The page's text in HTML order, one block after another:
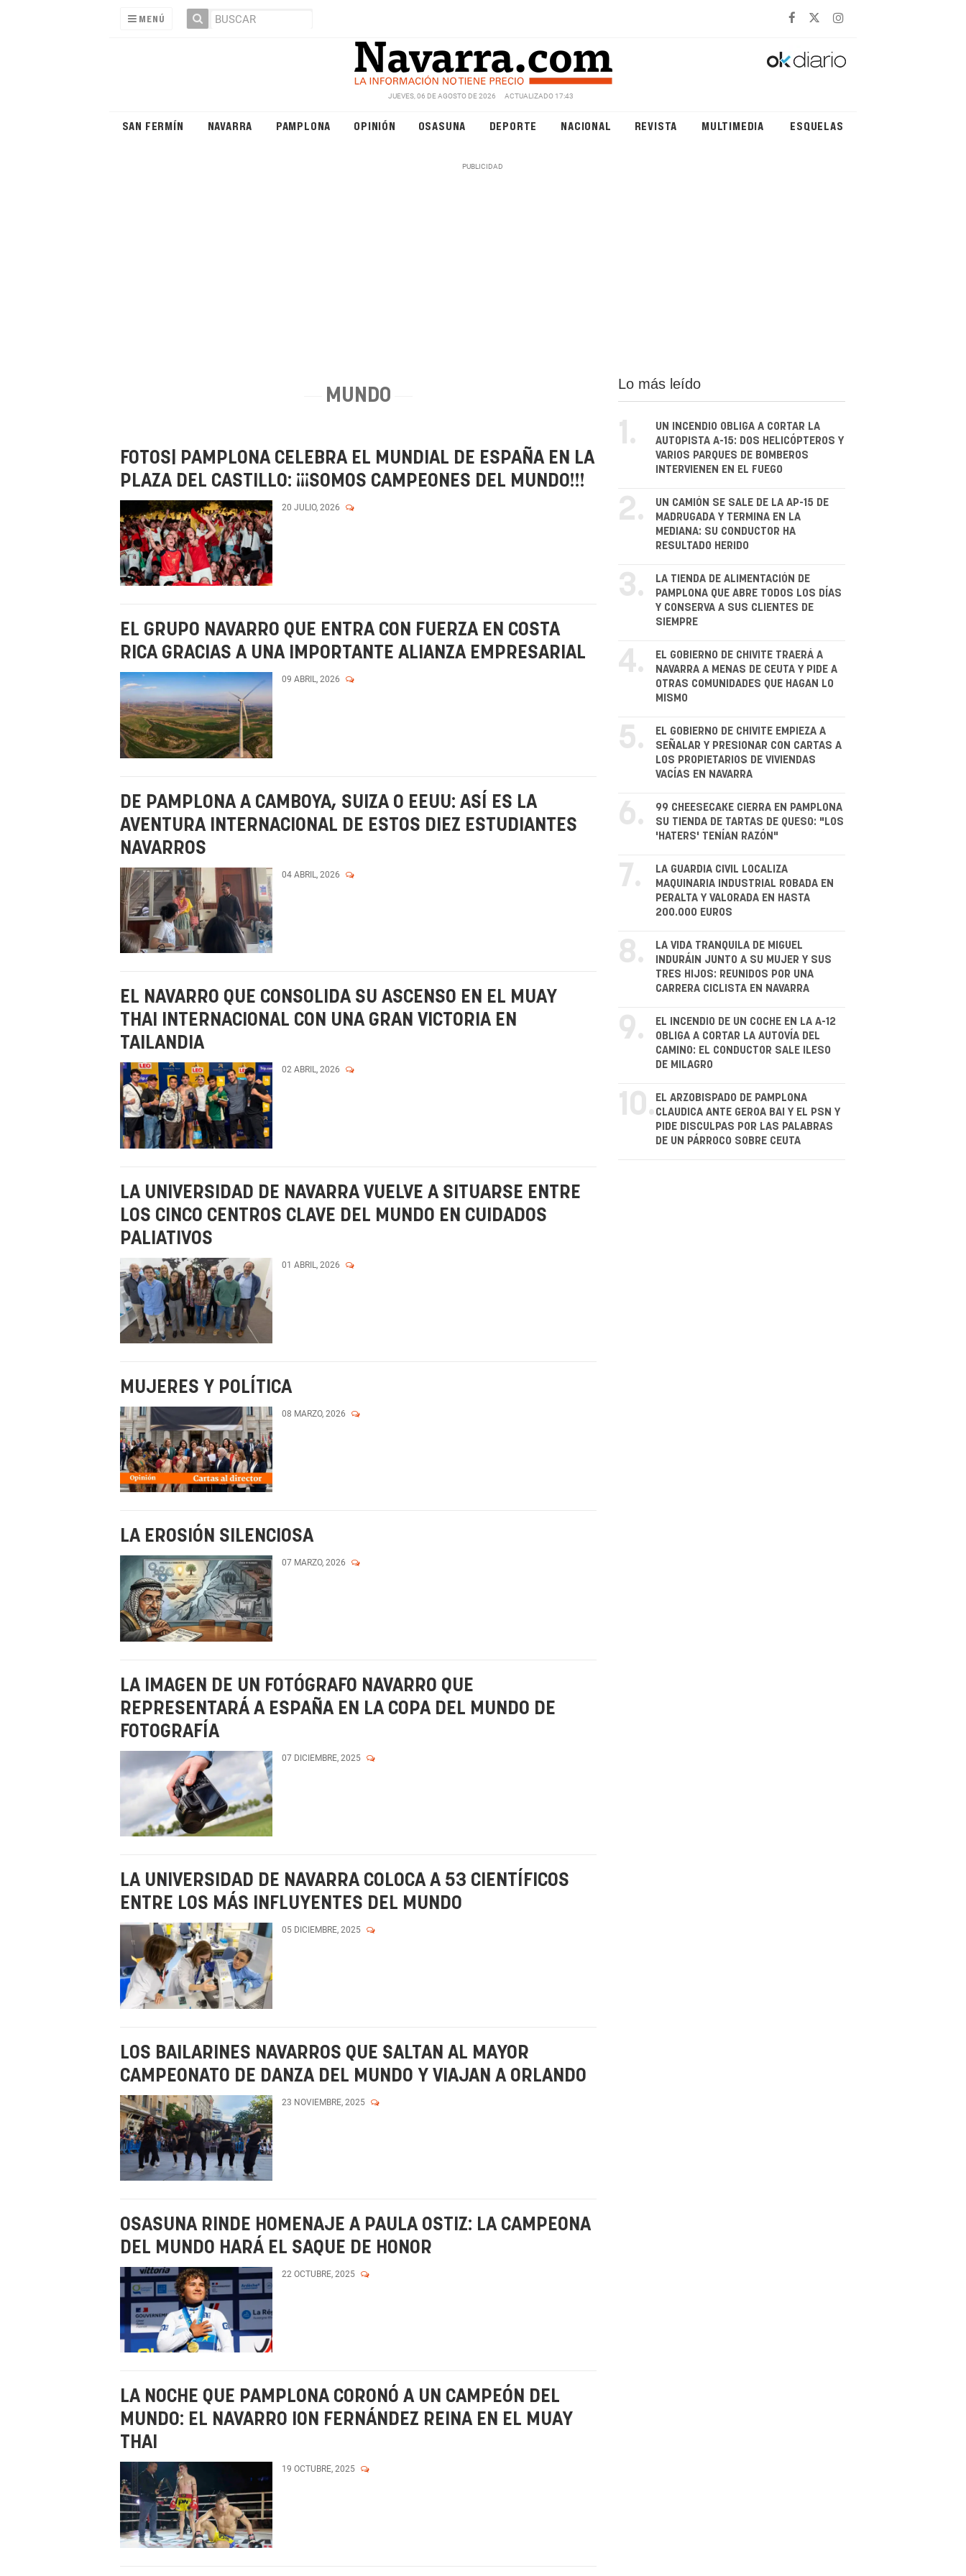
MENÚ
JUEVES, 06 DE AGOSTO DE 2026 ACTUALIZADO 17:43
SAN FERMÍN NAVARRA PAMPLONA OPINIÓN OSASUNA DEPORTE NACIONAL REVISTA MULTIMEDIA ESQUELAS
MUNDO
FOTOS| PAMPLONA CELEBRA EL MUNDIAL DE ESPAÑA EN LA
PLAZA DEL CASTILLO: ¡¡¡SOMOS CAMPEONES DEL MUNDO!!!
20 JULIO, 2026
EL GRUPO NAVARRO QUE ENTRA CON FUERZA EN COSTA
RICA GRACIAS A UNA IMPORTANTE ALIANZA EMPRESARIAL
09 ABRIL, 2026
DE PAMPLONA A CAMBOYA, SUIZA O EEUU: ASÍ ES LA
AVENTURA INTERNACIONAL DE ESTOS DIEZ ESTUDIANTES
NAVARROS
04 ABRIL, 2026
EL NAVARRO QUE CONSOLIDA SU ASCENSO EN EL MUAY
THAI INTERNACIONAL CON UNA GRAN VICTORIA EN
TAILANDIA
02 ABRIL, 2026
LA UNIVERSIDAD DE NAVARRA VUELVE A SITUARSE ENTRE
LOS CINCO CENTROS CLAVE DEL MUNDO EN CUIDADOS
PALIATIVOS
01 ABRIL, 2026
MUJERES Y POLÍTICA
08 MARZO, 2026
LA EROSIÓN SILENCIOSA
07 MARZO, 2026
LA IMAGEN DE UN FOTÓGRAFO NAVARRO QUE
REPRESENTARÁ A ESPAÑA EN LA COPA DEL MUNDO DE
FOTOGRAFÍA
07 DICIEMBRE, 2025
LA UNIVERSIDAD DE NAVARRA COLOCA A 53 CIENTÍFICOS
ENTRE LOS MÁS INFLUYENTES DEL MUNDO
05 DICIEMBRE, 2025
LOS BAILARINES NAVARROS QUE SALTAN AL MAYOR
CAMPEONATO DE DANZA DEL MUNDO Y VIAJAN A ORLANDO
23 NOVIEMBRE, 2025
OSASUNA RINDE HOMENAJE A PAULA OSTIZ: LA CAMPEONA
DEL MUNDO HARÁ EL SAQUE DE HONOR
22 OCTUBRE, 2025
LA NOCHE QUE PAMPLONA CORONÓ A UN CAMPEÓN DEL
MUNDO: EL NAVARRO ION FERNÁNDEZ REINA EN EL MUAY
THAI
19 OCTUBRE, 2025
Lo más leído
1.
UN INCENDIO OBLIGA A CORTAR LA
AUTOPISTA A-15: DOS HELICÓPTEROS Y
VARIOS PARQUES DE BOMBEROS
INTERVIENEN EN EL FUEGO
2.
UN CAMIÓN SE SALE DE LA AP-15 DE
MADRUGADA Y TERMINA EN LA
MEDIANA: SU CONDUCTOR HA
RESULTADO HERIDO
3.
LA TIENDA DE ALIMENTACIÓN DE
PAMPLONA QUE ABRE TODOS LOS DÍAS
Y CONSERVA A SUS CLIENTES DE
SIEMPRE
4.
EL GOBIERNO DE CHIVITE TRAERÁ A
NAVARRA A MENAS DE CEUTA Y PIDE A
OTRAS COMUNIDADES QUE HAGAN LO
MISMO
5.
EL GOBIERNO DE CHIVITE EMPIEZA A
SEÑALAR Y PRESIONAR CON CARTAS A
LOS PROPIETARIOS DE VIVIENDAS
VACÍAS EN NAVARRA
6.
99 CHEESECAKE CIERRA EN PAMPLONA
SU TIENDA DE TARTAS DE QUESO: "LOS
'HATERS' TENÍAN RAZÓN"
7.
LA GUARDIA CIVIL LOCALIZA
MAQUINARIA INDUSTRIAL ROBADA EN
PERALTA Y VALORADA EN HASTA
200.000 EUROS
8.
LA VIDA TRANQUILA DE MIGUEL
INDURÁIN JUNTO A SU MUJER Y SUS
TRES HIJOS: REUNIDOS POR UNA
CARRERA CICLISTA EN NAVARRA
9.
EL INCENDIO DE UN COCHE EN LA A-12
OBLIGA A CORTAR LA AUTOVÍA DEL
CAMINO: EL CONDUCTOR SALE ILESO
DE MILAGRO
10. EL ARZOBISPADO DE PAMPLONA
CLAUDICA ANTE GEROA BAI Y EL PSN Y
PIDE DISCULPAS POR LAS PALABRAS
DE UN PÁRROCO SOBRE CEUTA